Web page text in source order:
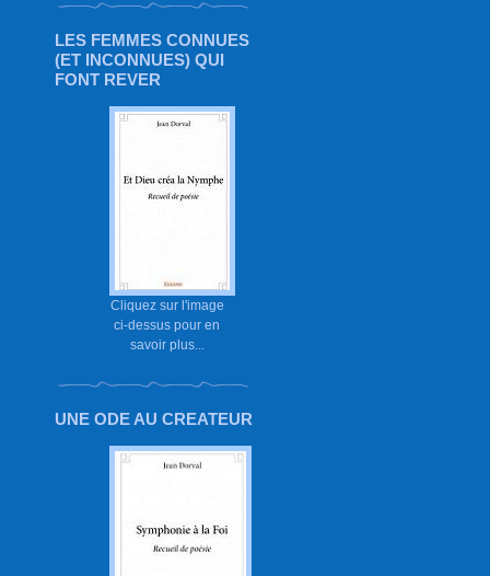
LES FEMMES CONNUES
(ET INCONNUES) QUI
FONT REVER
Cliquez sur l'image
ci-dessus pour en
savoir plus...
UNE ODE AU CREATEUR